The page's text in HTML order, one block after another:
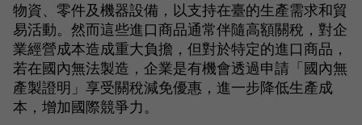
物資、零件及機器設備，以支持在臺的生產需求和貿
易活動。然而這些進口商品通常伴隨高額關稅，對企
業經營成本造成重大負擔，但對於特定的進口商品，
若在國內無法製造，企業是有機會透過申請「國內無
產製證明」享受關稅減免優惠，進一步降低生產成
本，增加國際競爭力。